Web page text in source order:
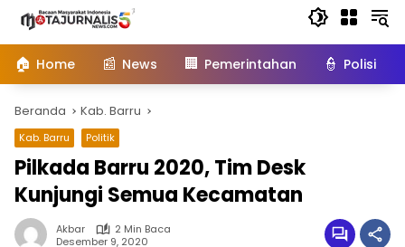
konten
🏠 Home 📰 News 🏢 Pemerintahan 👮 Polisi
Beranda Kab. Barru
Kab. Barru Politik
Pilkada Barru 2020, Tim Desk
Kunjungi Semua Kecamatan
Akbar
2 Min Baca
Desember 9, 2020